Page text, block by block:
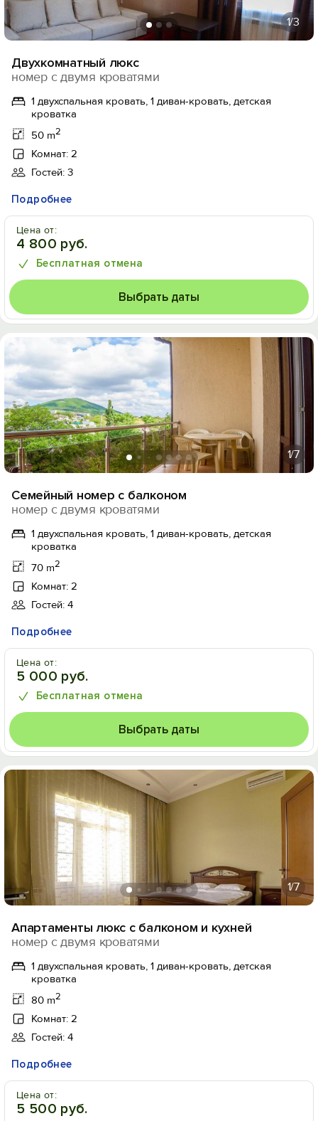
1/3
Двухкомнатный люкс
номер с двумя кроватями
1 двухспальная кровать, 1 диван-кровать, детская
кроватка
50 m2
Комнат: 2
Гостей: 3
Подробнее
Цена от:
4 800 руб.
Бесплатная отмена
Выбрать даты
1/7
Семейный номер с балконом
номер с двумя кроватями
1 двухспальная кровать, 1 диван-кровать, детская
кроватка
70 m2
Комнат: 2
Гостей: 4
Подробнее
Цена от:
5 000 руб.
Бесплатная отмена
Выбрать даты
1/7
Апартаменты люкс с балконом и кухней
номер с двумя кроватями
1 двухспальная кровать, 1 диван-кровать, детская
кроватка
80 m2
Комнат: 2
Гостей: 4
Подробнее
Цена от:
5 500 руб.